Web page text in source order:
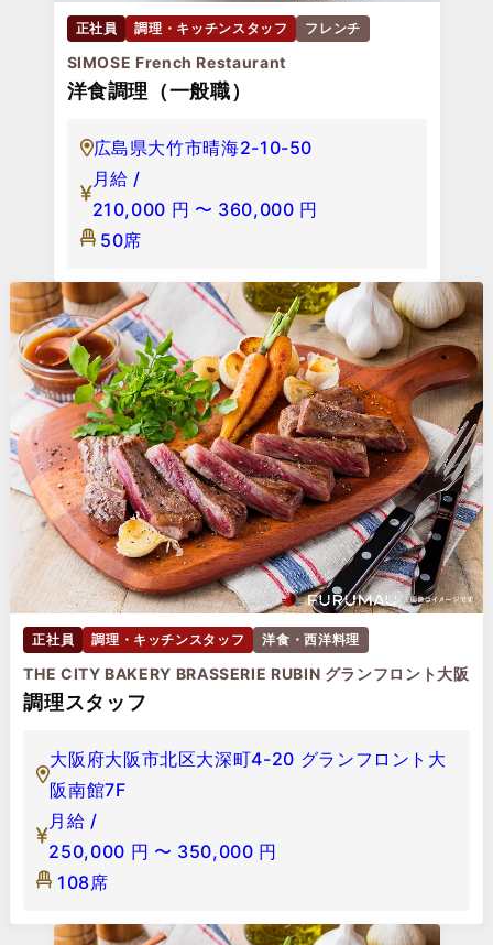
正社員 調理・キッチンスタッフ フレンチ
SIMOSE French Restaurant
洋食調理（一般職）
広島県大竹市晴海2-10-50
月給 /
210,000 円 〜 360,000 円
50席
正社員 調理・キッチンスタッフ 洋食・西洋料理
THE CITY BAKERY BRASSERIE RUBIN グランフロント大阪
調理スタッフ
大阪府大阪市北区大深町4-20 グランフロント大
阪南館7F
月給 /
250,000 円 〜 350,000 円
108席